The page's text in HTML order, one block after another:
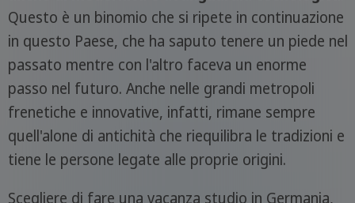
Questo è un binomio che si ripete in continuazione
in questo Paese, che ha saputo tenere un piede nel
passato mentre con l'altro faceva un enorme
passo nel futuro. Anche nelle grandi metropoli
frenetiche e innovative, infatti, rimane sempre
quell'alone di antichità che riequilibra le tradizioni e
tiene le persone legate alle proprie origini.
Scegliere di fare una vacanza studio in Germania,